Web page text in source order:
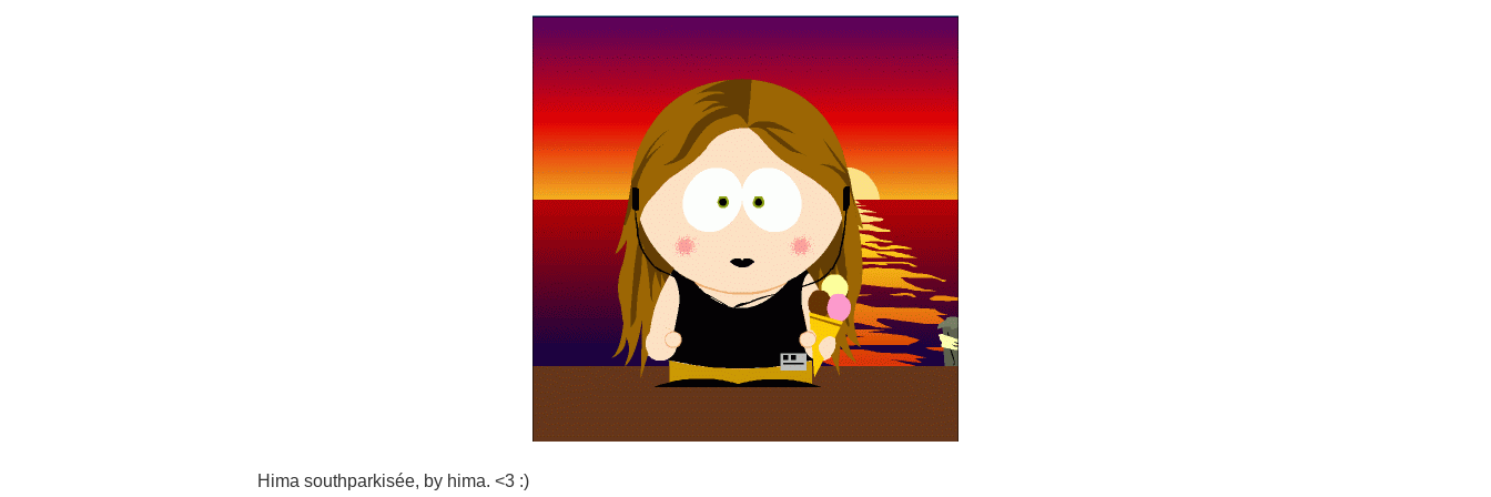
Hima southparkisée, by hima. <3 :)